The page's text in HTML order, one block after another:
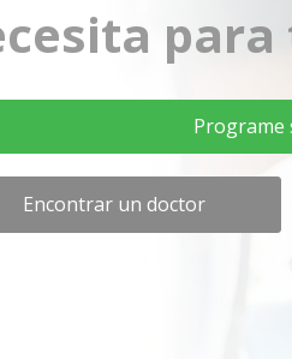
Programe
Encontrar un doctor